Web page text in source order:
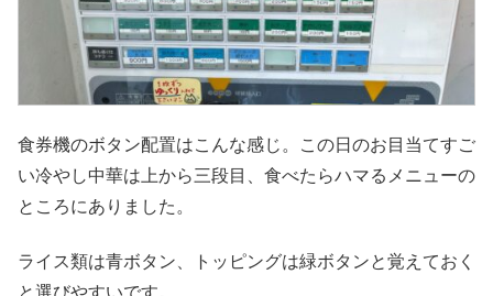
食券機のボタン配置はこんな感じ。この日のお目当てすご
い冷やし中華は上から三段目、食べたらハマるメニューの
ところにありました。
ライス類は青ボタン、トッピングは緑ボタンと覚えておく